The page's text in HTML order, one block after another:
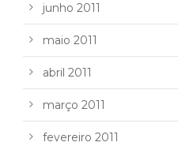
junho 2011
maio 2011
abril 2011
março 2011
fevereiro 2011